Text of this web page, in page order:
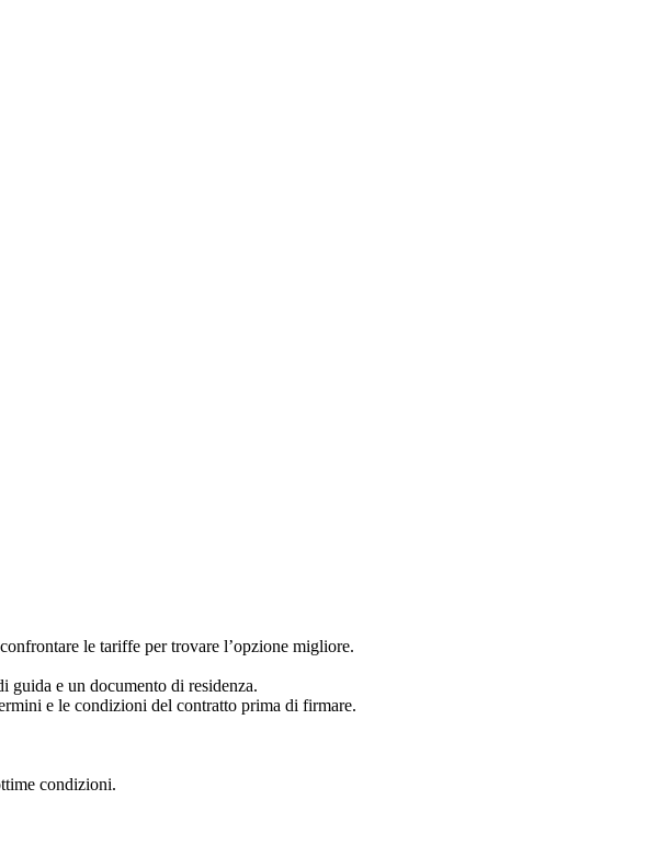
le tariffe per trovare l’opzione migliore.
guida e un documento di residenza.
e le condizioni del contratto prima di firmare.
condizioni.